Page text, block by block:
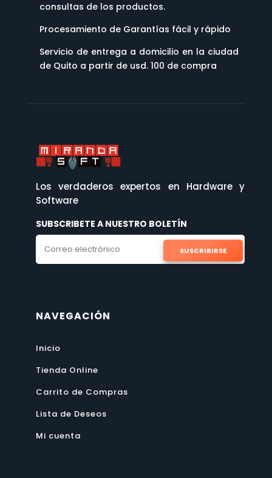
consultas de los productos.
Procesamiento de Garantías fácil y rápido
Servicio de entrega a domicilio en la ciudad
de Quito a partir de usd. 100 de compra
Los verdaderos expertos en Hardware y
Software
SUBSCRIBETE A NUESTRO BOLETÍN
SUSCRIBIRSE
NAVEGACIÓN
Inicio
Tienda Online
Carrito de Compras
Lista de Deseos
Mi cuenta